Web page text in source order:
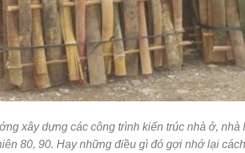
xây dựng các công trình kiến trúc nhà ở,
80, 90. Hay những điều gì đó gợi nhớ lại